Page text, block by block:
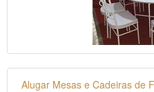
Alugar Mesas e Cadeiras de